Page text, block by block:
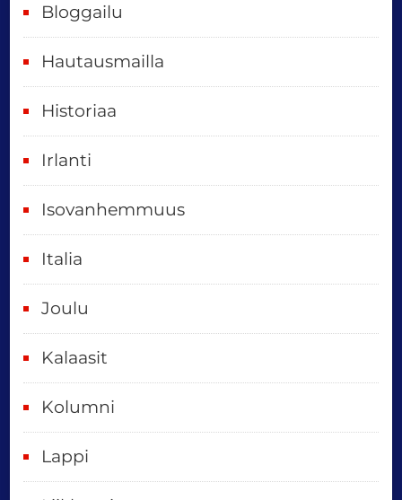
e
v
u
o
e
t
,
i
k
k
p
Bloggailu
Hautausmailla
Historiaa
Irlanti
Isovanhemmuus
Italia
Joulu
Kalaasit
Kolumni
Lappi